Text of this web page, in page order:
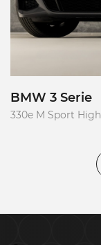
BMW 3 Serie
330e M Sport High